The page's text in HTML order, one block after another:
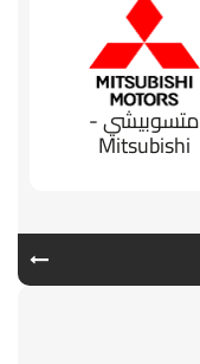
متسوبيشي -
Mitsubishi